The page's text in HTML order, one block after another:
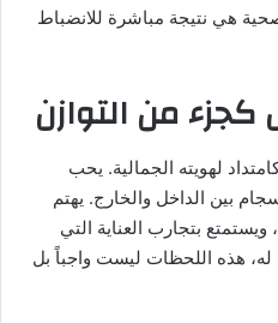
هي نتيجة مباشرة للانضباط
كجزء من التوازن
لهويته الجمالية. يحب
بين الداخل والخارج. يهتم
ويستمتع بتجارب العناية التي
له، هذه اللحظات ليست واجباً بل